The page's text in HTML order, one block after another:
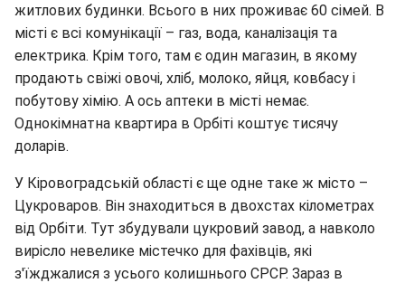
житлових будинки. Всього в них проживає 60 сімей. В
місті є всі комунікації – газ, вода, каналізація та
електрика. Крім того, там є один магазин, в якому
продають свіжі овочі, хліб, молоко, яйця, ковбасу і
побутову хімію. А ось аптеки в місті немає.
Однокімнатна квартира в Орбіті коштує тисячу
доларів.
У Кіровоградській області є ще одне таке ж місто –
Цукроваров. Він знаходиться в двохстах кілометрах
від Орбіти. Тут збудували цукровий завод, а навколо
вирісло невелике містечко для фахівців, які
з'їжджалися з усього колишнього СРСР. Зараз в